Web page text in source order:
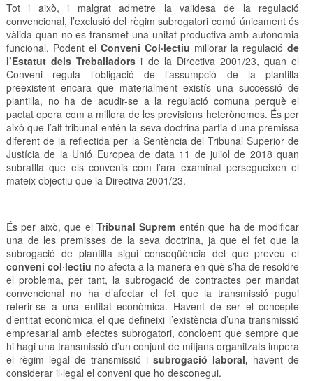
Tot i això, i malgrat admetre la validesa de la regulació
convencional, l’exclusió del règim subrogatori comú únicament és
vàlida quan no es transmet una unitat productiva amb autonomia
funcional. Podent el Conveni Col·lectiu millorar la regulacióde
l’Estatut dels Treballadors i de la Directiva 2001/23, quan el
Conveni regula l’obligació de l’assumpció de la plantilla
preexistent encara que materialment existís una successió de
plantilla, no ha de acudir-se a la regulació comuna perquè el
pactat opera com a millora de les previsions heterònomes. És per
això que l’alt tribunal entén la seva doctrina partia d’una premissa
diferent de la reflectida per la Sentència del Tribunal Superior de
Justícia de la Unió Europea de data 11 de juliol de 2018 quan
subratlla que els convenis com l’ara examinat persegueixen el
mateix objectiu que la Directiva 2001/23.
És per això, que el Tribunal Suprem entén que ha de modificar
una de les premisses de la seva doctrina, ja que el fet que la
subrogació de plantilla sigui conseqüència del que preveu el
conveni col·lectiu no afecta a la manera en què s’ha de resoldre
el problema, per tant, la subrogació de contractes per mandat
convencional no ha d’afectar el fet que la transmissió pugui
referir-se a una entitat econòmica. Havent de ser el concepte
d’entitat econòmica el que defineixi l’existència d’una transmissió
empresarial amb efectes subrogatori, concloent que sempre que
hi hagi una transmissió d’un conjunt de mitjans organitzats impera
el règim legal de transmissió isubrogació laboral, havent de
considerar il·legal el conveni que ho desconegui.